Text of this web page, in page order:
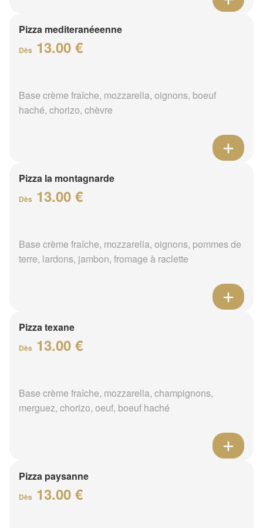
Pizza mediteranéeenne
Dès 13.00 €
Base crème fraîche, mozzarella, oignons, boeuf
haché, chorizo, chèvre
Pizza la montagnarde
Dès 13.00 €
Base crème fraîche, mozzarella, oignons, pommes de
terre, lardons, jambon, fromage à raclette
Pizza texane
Dès 13.00 €
Base crème fraîche, mozzarella, champignons,
merguez, chorizo, oeuf, boeuf haché
Pizza paysanne
Dès 13.00 €